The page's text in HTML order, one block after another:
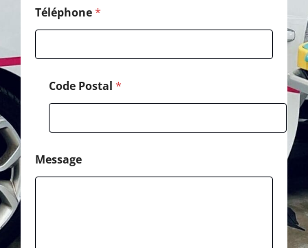
Téléphone*
Code Postal *
Message